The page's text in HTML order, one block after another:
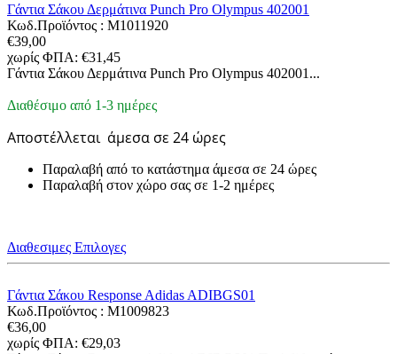
Γάντια Σάκου Δερμάτινα Punch Pro Olympus 402001
Κωδ.Προϊόντος : M1011920
€39,00
χωρίς ΦΠΑ: €31,45
Γάντια Σάκου Δερμάτινα Punch Pro Olympus 402001...
Διαθέσιμο από 1-3 ημέρες
Αποστέλλεται άμεσα σε 24 ώρες
Παραλαβή από το κατάστημα άμεσα σε 24 ώρες
Παραλαβή στον χώρο σας σε 1-2 ημέρες
Διαθεσιμες Επιλογες
Γάντια Σάκου Response Adidas ADIBGS01
Κωδ.Προϊόντος : M1009823
€36,00
χωρίς ΦΠΑ: €29,03